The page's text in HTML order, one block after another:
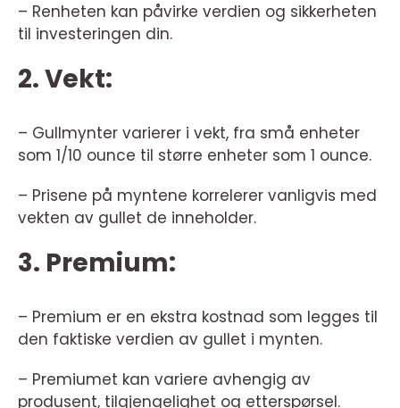
– Renheten kan påvirke verdien og sikkerheten
til investeringen din.
2. Vekt:
– Gullmynter varierer i vekt, fra små enheter
som 1/10 ounce til større enheter som 1 ounce.
– Prisene på myntene korrelerer vanligvis med
vekten av gullet de inneholder.
3. Premium:
– Premium er en ekstra kostnad som legges til
den faktiske verdien av gullet i mynten.
– Premiumet kan variere avhengig av
produsent, tilgjengelighet og etterspørsel.